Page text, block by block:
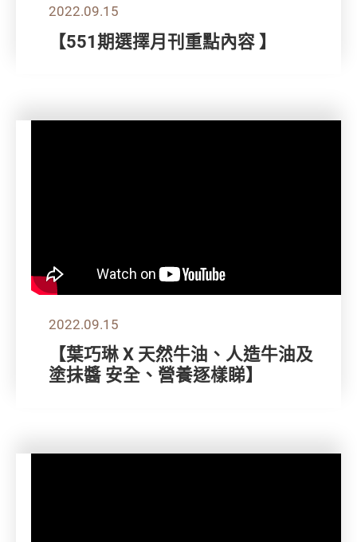
2022.09.15
【551期選擇月刊重點內容 】
2022.09.15
【葉巧琳 X 天然牛油、人造牛油及
塗抺醬 安全、營養逐樣睇】